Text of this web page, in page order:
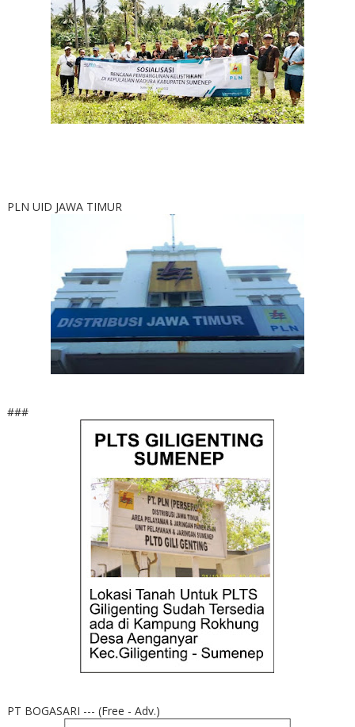
PLN UID JAWA TIMUR
###
PT BOGASARI --- (Free - Adv.)